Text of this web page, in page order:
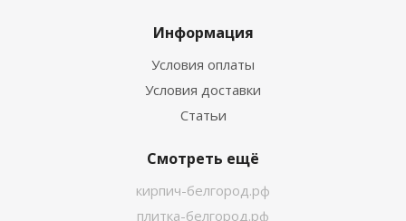
Информация
Условия оплаты
Условия доставки
Статьи
Смотреть ещё
кирпич-белгород.рф
плитка-белгород.рф